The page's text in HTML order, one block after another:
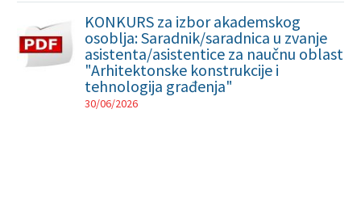
KONKURS za izbor akademskog
osoblja: Saradnik/saradnica u zvanje
asistenta/asistentice za naučnu oblast
"Arhitektonske konstrukcije i
tehnologija građenja"
30/06/2026